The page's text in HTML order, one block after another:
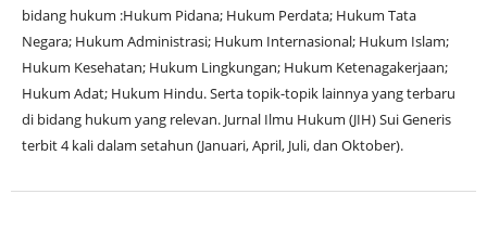
bidang hukum :Hukum Pidana; Hukum Perdata; Hukum Tata
Negara; Hukum Administrasi; Hukum Internasional; Hukum Islam;
Hukum Kesehatan; Hukum Lingkungan; Hukum Ketenagakerjaan;
Hukum Adat; Hukum Hindu. Serta topik-topik lainnya yang terbaru
di bidang hukum yang relevan. Jurnal Ilmu Hukum (JIH) Sui Generis
terbit 4 kali dalam setahun (Januari, April, Juli, dan Oktober).